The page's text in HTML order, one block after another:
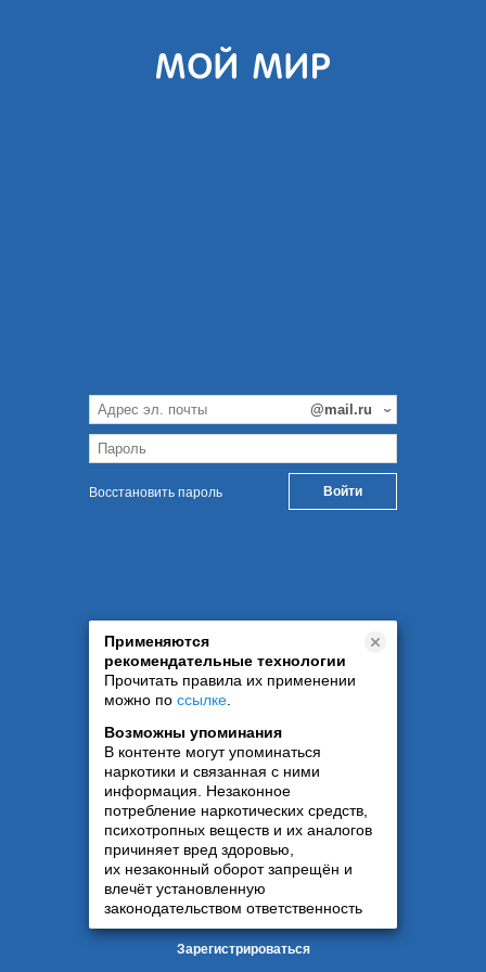
Восстановить пароль
Применяются
рекомендательные технологии
Прочитать правила их применении
можно по ссылке
Возможны упоминания
В контенте могут упоминаться
наркотики и связанная с ними
информация. Незаконное
потребление наркотических средств,
психотропных веществ и их аналогов
причиняет вред здоровью,
их незаконный оборот запрещён и
влечёт установленную
законодательством ответственность
Зарегистрироваться